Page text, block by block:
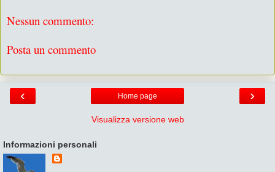
Nessun commento:
Posta un commento
‹ ›
Home page
Visualizza versione web
Informazioni personali